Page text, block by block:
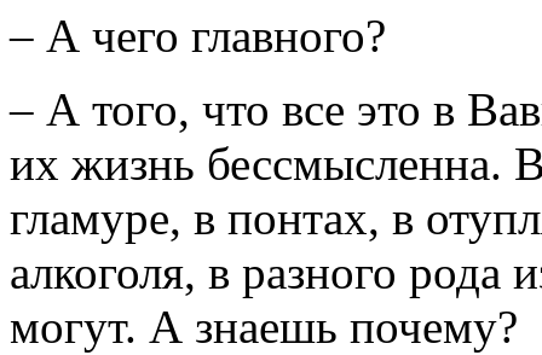
– А чего главного?
– А того, что все это в
их жизнь бессмысленна.
гламуре, в понтах, в
алкоголя, в разного
могут. А знаешь почему?